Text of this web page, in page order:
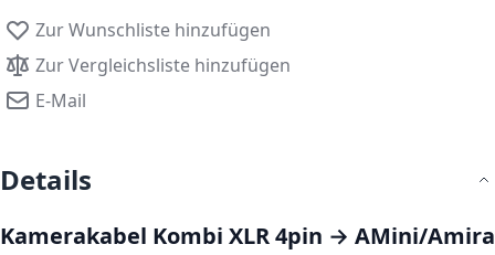
Zur Wunschliste hinzufügen
Zur Vergleichsliste hinzufügen
E-Mail
Details
Kamerakabel Kombi XLR 4pin → AMini/Amira